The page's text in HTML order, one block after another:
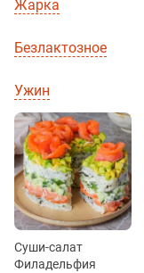
Жарка
Безлактозное
Ужин
Суши-салат
Филадельфия